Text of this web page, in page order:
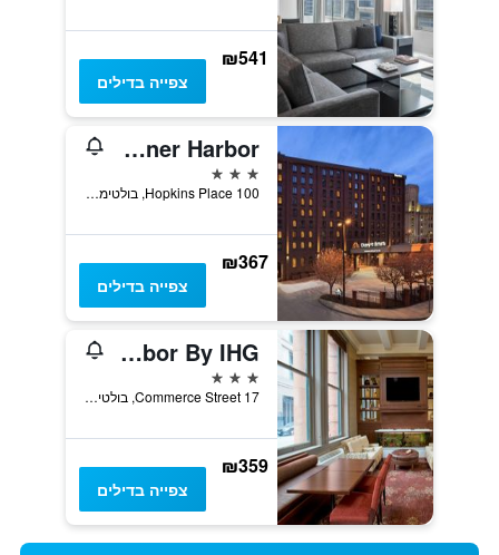
₪541
צפייה בדילים
Days Inn by Wyndham Baltimore Inner Harbor
3 כוכבים
100 Hopkins Place, בולטימור, MD, ארצות הברית
₪367
צפייה בדילים
Staybridge Suites Baltimore - Inner Harbor By IHG
3 כוכבים
17 Commerce Street, בולטימור, MD, ארצות הברית
₪359
צפייה בדילים